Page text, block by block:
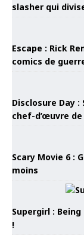
slasher qui
Escape : Rick
comics de
Disclosure Day
chef-d’œuvre
Scary Movie 6 :
moins
Supergirl :
!